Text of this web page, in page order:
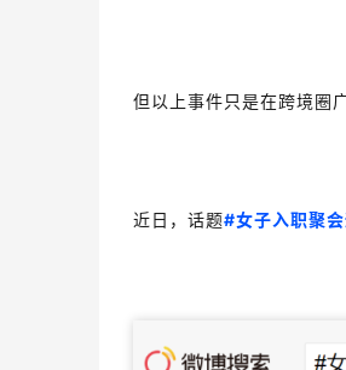
但以上事件只是在跨境圈
近日，话题#女子入职聚